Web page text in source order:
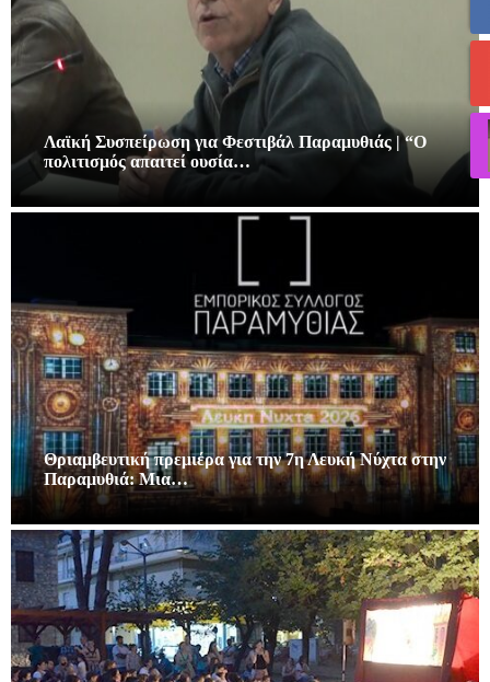
Λαϊκή Συσπείρωση για Φεστιβάλ Παραμυθιάς | “Ο
πολιτισμός απαιτεί ουσία…
Θριαμβευτική πρεμιέρα για την 7η Λευκή Νύχτα στην
Παραμυθιά: Μια…